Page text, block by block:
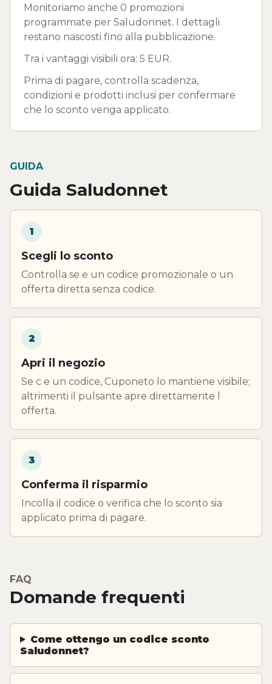
Monitoriamo anche 0 promozioni
programmate per Saludonnet. I dettagli
restano nascosti fino alla pubblicazione.
Tra i vantaggi visibili ora: 5 EUR.
Prima di pagare, controlla scadenza,
condizioni e prodotti inclusi per confermare
che lo sconto venga applicato.
GUIDA
Guida Saludonnet
1
Scegli lo sconto
Controlla se e un codice promozionale o un
offerta diretta senza codice.
2
Apri il negozio
Se c e un codice, Cuponeto lo mantiene visibile;
altrimenti il pulsante apre direttamente l
offerta.
3
Conferma il risparmio
Incolla il codice o verifica che lo sconto sia
applicato prima di pagare.
FAQ
Domande frequenti
Come ottengo un codice sconto
Saludonnet?